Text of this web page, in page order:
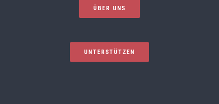
ÜBER UNS
UNTERSTÜTZEN